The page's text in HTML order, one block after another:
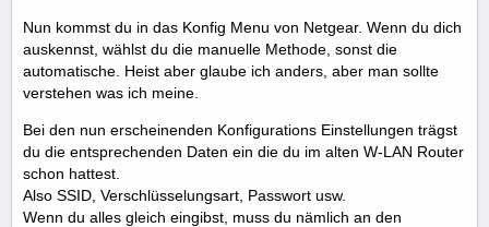
Nun kommst du in das Konfig Menu von Netgear. Wenn du dich
auskennst, wählst du die manuelle Methode, sonst die
automatische. Heist aber glaube ich anders, aber man sollte
verstehen was ich meine.
Bei den nun erscheinenden Konfigurations Einstellungen trägst
du die entsprechenden Daten ein die du im alten W-LAN Router
schon hattest.
Also SSID, Verschlüsselungsart, Passwort usw.
Wenn du alles gleich eingibst, muss du nämlich an den